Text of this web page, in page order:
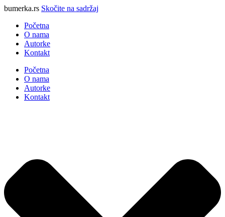
bumerka.rs Skočite na sadržaj
Početna
O nama
Autorke
Kontakt
Početna
O nama
Autorke
Kontakt